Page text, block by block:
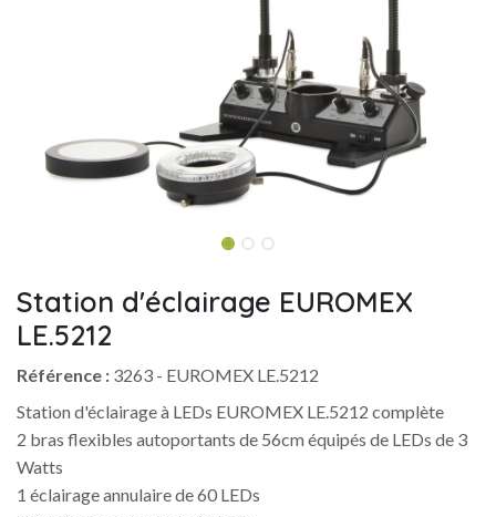
Station d'éclairage EUROMEX
LE.5212
Référence : 3263 - EUROMEX LE.5212
Station d'éclairage à LEDs EUROMEX LE.5212 complète
2 bras flexibles autoportants de 56cm équipés de LEDs de 3
Watts
1 éclairage annulaire de 60 LEDs